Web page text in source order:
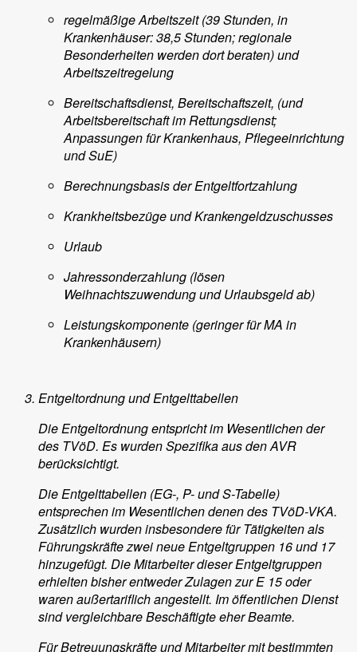
regelmäßige Arbeitszeit (39 Stunden, in
Krankenhäuser: 38,5 Stunden; regionale
Besonderheiten werden dort beraten) und
Arbeitszeitregelung
Bereitschaftsdienst, Bereitschaftszeit, (und
Arbeitsbereitschaft im Rettungsdienst;
Anpassungen für Krankenhaus, Pflegeeinrichtung
und SuE)
Berechnungsbasis der Entgeltfortzahlung
Krankheitsbezüge und Krankengeldzuschusses
Urlaub
Jahressonderzahlung (lösen
Weihnachtszuwendung und Urlaubsgeld ab)
Leistungskomponente (geringer für MA in
Krankenhäusern)
Entgeltordnung und Entgelttabellen
Die Entgeltordnung entspricht im Wesentlichen der
des TVöD. Es wurden Spezifika aus den AVR
berücksichtigt.
Die Entgelttabellen (EG-, P- und S-Tabelle)
entsprechen im Wesentlichen denen des TVöD-VKA.
Zusätzlich wurden insbesondere für Tätigkeiten als
Führungskräfte zwei neue Entgeltgruppen 16 und 17
hinzugefügt. Die Mitarbeiter dieser Entgeltgruppen
erhielten bisher entweder Zulagen zur E 15 oder
waren außertariflich angestellt. Im öffentlichen Dienst
sind vergleichbare Beschäftigte eher Beamte.
Für Betreuungskräfte und Mitarbeiter mit bestimmten